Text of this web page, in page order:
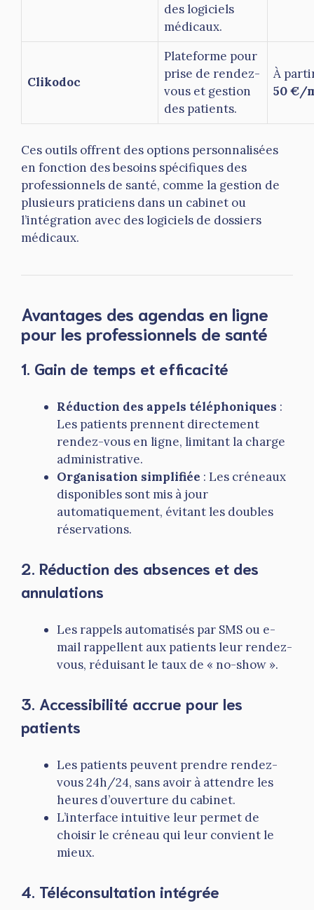
des logiciels
médicaux.
Clikodoc
Plateforme pour
prise de rendez-
vous et gestion
des patients.
À
50 €/
Ces outils offrent des options personnalisées
en fonction des besoins spécifiques des
professionnels de santé, comme la gestion de
plusieurs praticiens dans un cabinet ou
l’intégration avec des logiciels de dossiers
médicaux.
Avantages des agendas en ligne
pour les professionnels de santé
1. Gain de temps et efficacité
Réduction des appels téléphoniques :
Les patients prennent directement
rendez-vous en ligne, limitant la charge
administrative.
Organisation simplifiée : Les créneaux
disponibles sont mis à jour
automatiquement, évitant les doubles
réservations.
2. Réduction des absences et des
annulations
Les rappels automatisés par SMS ou e-
mail rappellent aux patients leur rendez-
vous, réduisant le taux de « no-show ».
3. Accessibilité accrue pour les
patients
Les patients peuvent prendre rendez-
vous 24h/24, sans avoir à attendre les
heures d’ouverture du cabinet.
L’interface intuitive leur permet de
choisir le créneau qui leur convient le
mieux.
4. Téléconsultation intégrée